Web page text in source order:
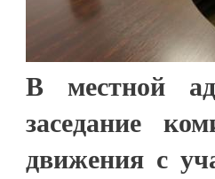
В местной
заседание
движения с